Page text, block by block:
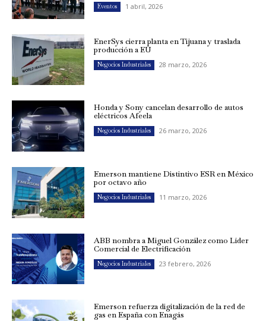
Eventos 1 abril, 2026
EnerSys cierra planta en Tijuana y traslada
producción a EU
Negocios Industriales 28 marzo, 2026
Honda y Sony cancelan desarrollo de autos
eléctricos Afeela
Negocios Industriales 26 marzo, 2026
Emerson mantiene Distintivo ESR en México
por octavo año
Negocios Industriales 11 marzo, 2026
ABB nombra a Miguel González como Líder
Comercial de Electrificación
Negocios Industriales 23 febrero, 2026
Emerson refuerza digitalización de la red de
gas en España con Enagás